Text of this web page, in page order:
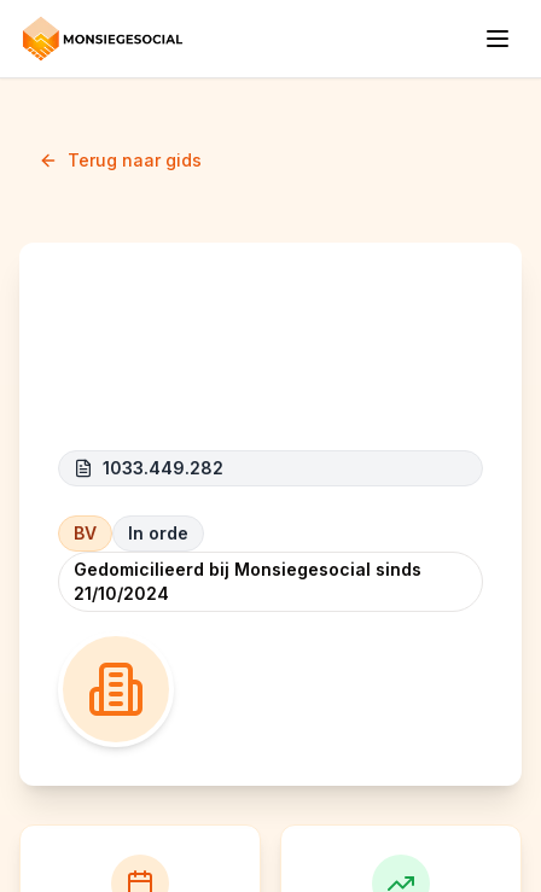
Terug naar gids
1033.449.282
BV
In orde
Gedomicilieerd bij Monsiegesocial sinds
21/10/2024